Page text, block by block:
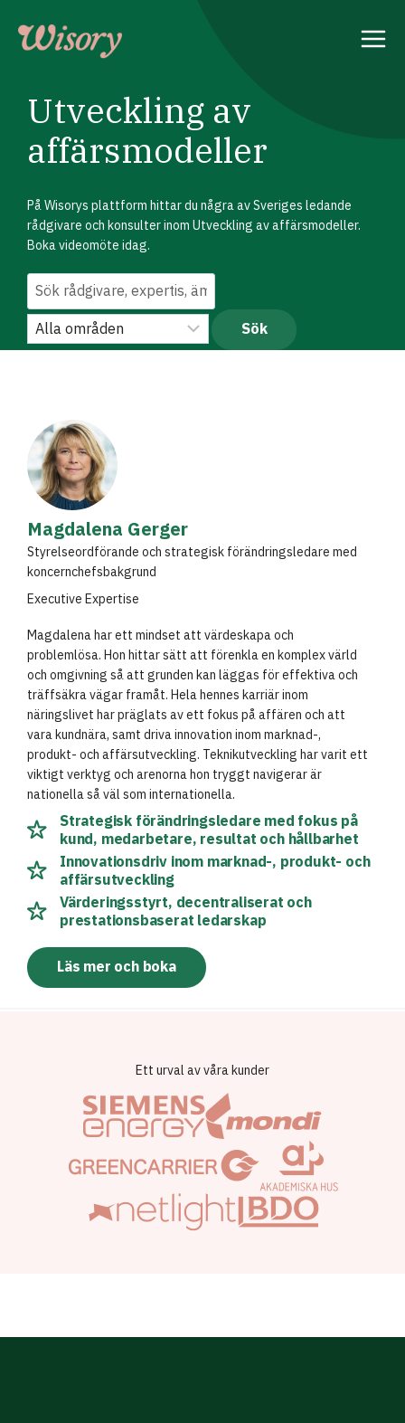
content
Utveckling av
affärsmodeller
På Wisorys plattform hittar du några av Sveriges ledande
rådgivare och konsulter inom Utveckling av affärsmodeller.
Boka videomöte idag.
Magdalena Gerger
Styrelseordförande och strategisk förändringsledare med
koncernchefsbakgrund
Executive Expertise
Magdalena har ett mindset att värdeskapa och
problemlösa. Hon hittar sätt att förenkla en komplex värld
och omgivning så att grunden kan läggas för effektiva och
träffsäkra vägar framåt. Hela hennes karriär inom
näringslivet har präglats av ett fokus på affären och att
vara kundnära, samt driva innovation inom marknad-,
produkt- och affärsutveckling. Teknikutveckling har varit ett
viktigt verktyg och arenorna hon tryggt navigerar är
nationella så väl som internationella.
Strategisk förändringsledare med fokus på
kund, medarbetare, resultat och hållbarhet
Innovationsdriv inom marknad-, produkt- och
affärsutveckling
Värderingsstyrt, decentraliserat och
prestationsbaserat ledarskap
Läs mer och boka
Ett urval av våra kunder